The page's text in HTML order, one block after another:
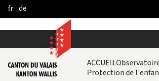
Skip to Main Content
fr de
ACCUEIL
Protection de